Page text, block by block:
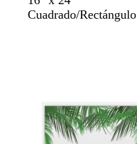
Cuadrado/Rectángulo